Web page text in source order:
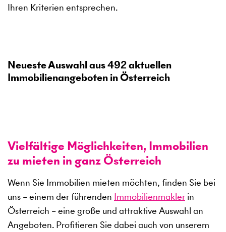
Ihren Kriterien entsprechen.
Neueste Auswahl aus492aktuellen
Immobilienangeboten in Österreich
Vielfältige Möglichkeiten, Immobilien
zu mieten in ganz Österreich
Wenn Sie Immobilien mieten möchten, finden Sie bei
uns – einem der führenden Immobilienmakler in
Österreich – eine große und attraktive Auswahl an
Angeboten. Profitieren Sie dabei auch von unserem